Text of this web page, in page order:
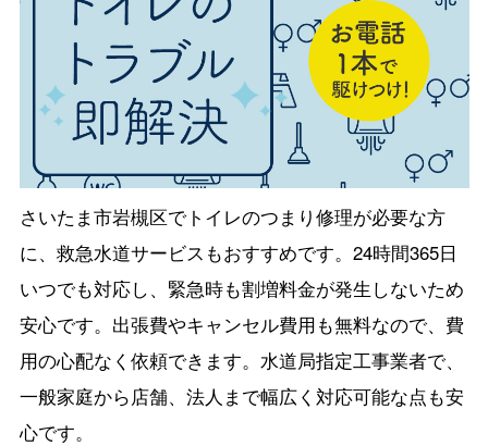
さいたま市岩槻区でトイレのつまり修理が必要な方
に、救急水道サービスもおすすめです。24時間365日
いつでも対応し、緊急時も割増料金が発生しないため
安心です。出張費やキャンセル費用も無料なので、費
用の心配なく依頼できます。水道局指定工事業者で、
一般家庭から店舗、法人まで幅広く対応可能な点も安
心です。